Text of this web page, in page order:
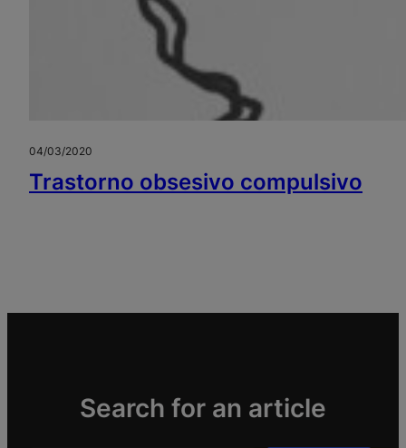
04/03/2020
Trastorno obsesivo compulsivo
Search for an article